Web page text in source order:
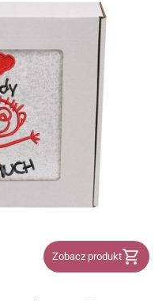
Zobacz produkt